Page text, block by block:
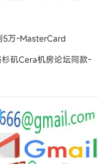
5万-MasterCard
矶Cera机房论坛同款-